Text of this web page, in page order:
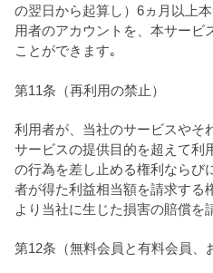
の翌日から起算し）6ヵ月以上
用者のアカウントを、本サービ
ことができます｡
第11条（再利用の禁止）
利用者が、当社のサービスやそ
サービスの提供目的を超えて利
の行為を差し止める権利ならび
者が得た利益相当額を請求する
より当社に生じた損害の賠償を
第12条（無料会員と有料会員、